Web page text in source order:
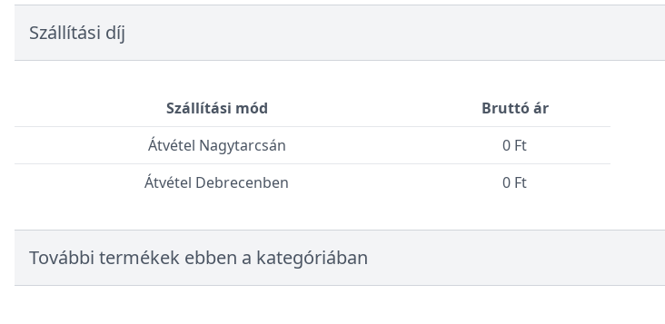
Szállítási díj
Szállítási mód
Bruttó ár
Átvétel Nagytarcsán
0 Ft
Átvétel Debrecenben
0 Ft
További termékek ebben a kategóriában